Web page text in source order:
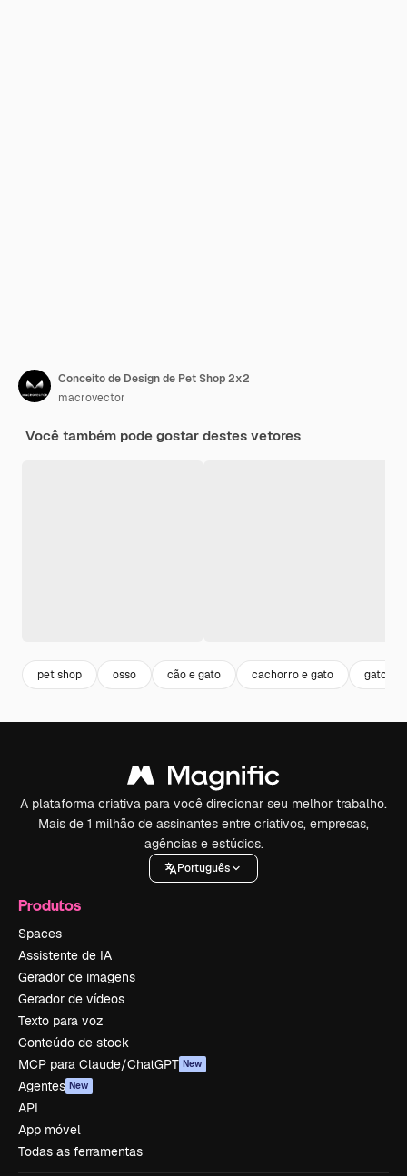
Conceito de Design de Pet Shop 2x2
macrovector
Você também pode gostar destes vetores
pet shop osso cão e gato cachorro e gato gato
A plataforma criativa para você direcionar seu melhor trabalho.
Mais de 1 milhão de assinantes entre criativos, empresas,
agências e estúdios.
Português
Produtos
Spaces
Assistente de IA
Gerador de imagens
Gerador de vídeos
Texto para voz
Conteúdo de stock
MCP para Claude/ChatGPT New
Agentes New
API
App móvel
Todas as ferramentas